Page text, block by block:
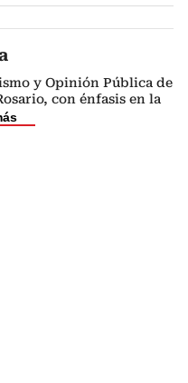
y Opinión Pública de
con énfasis en la